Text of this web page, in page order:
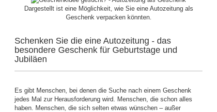
Dargestellt ist eine Möglichkeit, wie Sie eine Autozeitung als
Geschenk verpacken könnten.
Schenken Sie die eine Autozeitung - das
besondere Geschenk für Geburtstage und
Jubiläen
Es gibt Menschen, bei denen die Suche nach einem Geschenk
jedes Mal zur Herausforderung wird. Menschen, die schon alles
haben. Menschen, die sich selten etwas wünschen – außer